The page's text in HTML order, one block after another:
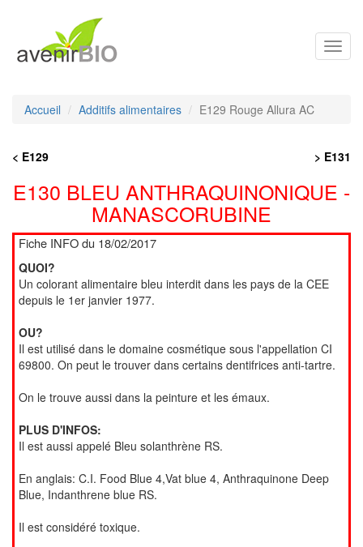
Accueil Additifs alimentaires E129 Rouge Allura AC
< E129 > E131
E130 BLEU ANTHRAQUINONIQUE -
MANASCORUBINE
Fiche INFO du 18/02/2017
QUOI?
Un colorant alimentaire bleu interdit dans les pays de la CEE
depuis le 1er janvier 1977.
OU?
Il est utilisé dans le domaine cosmétique sous l'appellation CI
69800. On peut le trouver dans certains dentifrices anti-tartre.
On le trouve aussi dans la peinture et les émaux.
PLUS D'INFOS:
Il est aussi appelé Bleu solanthrène RS.
En anglais: C.I. Food Blue 4,Vat blue 4, Anthraquinone Deep
Blue, Indanthrene blue RS.
Il est considéré toxique.